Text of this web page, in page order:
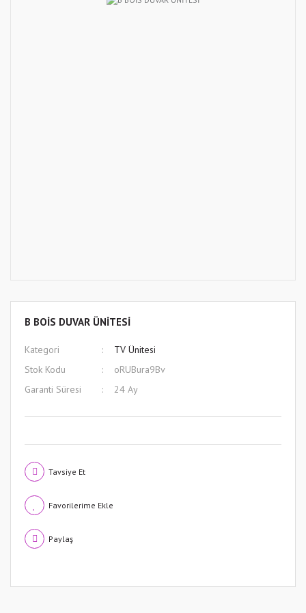
B BOİS DUVAR ÜNİTESİ
Kategori
TV Ünitesi
Stok Kodu
oRUBura9Bv
Garanti Süresi
24 Ay
Tavsiye Et
Paylaş